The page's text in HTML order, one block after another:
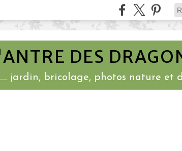
DES
jardin, bricolage, photos nature et